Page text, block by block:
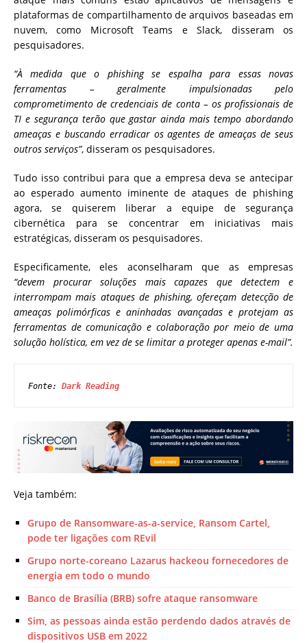
plataformas de compartilhamento de arquivos baseadas em
nuvem, como Microsoft Teams e Slack, disseram os
pesquisadores.
“À medida que o phishing se espalha para essas novas
ferramentas – geralmente impulsionadas pelo
comprometimento de credenciais de conta – os profissionais de
TI e segurança terão que gastar ainda mais tempo abordando
ameaças e buscando erradicar os agentes de ameaças de seus
outros serviços”, disseram os pesquisadores.
Tudo isso contribui para que a empresa deva se antecipar
ao esperado aumento iminente de ataques de phishing
agora, se quiserem liberar a equipe de segurança
cibernética para se concentrar em iniciativas mais
estratégicas, disseram os pesquisadores.
Especificamente, eles aconselharam que as empresas
“devem procurar soluções mais capazes que detectem e
interrompam mais ataques de phishing, ofereçam detecção de
ameaças polimórficas e aninhadas avançadas e protejam as
ferramentas de comunicação e colaboração por meio de uma
solução holística, em vez de se limitar a proteger apenas e-mail”.
Fonte: Dark Reading
Veja também:
Grupo de Ransomware-as-a-service, Ransom Cartel,
pode ter ligações com REvil
Grupo norte-coreano Lazarus hackeou fornecedores de
energia em todo o mundo
Banco de Brasília (BRB) sofre ataque ransomware
Sim, as pessoas ainda estão perdendo dados através de
dispositivos USB em 2022